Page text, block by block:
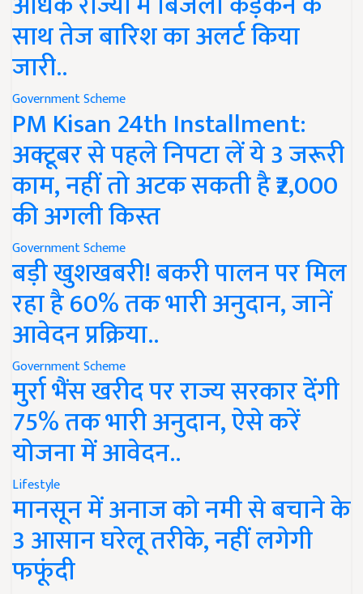
साथ तेज बारिश का अलर्ट किया
जारी..
Government Scheme
PM Kisan 24th Installment:
अक्टूबर से पहले निपटा लें ये 3 जरूरी
काम, नहीं तो अटक सकती है ₹2,000
की अगली किस्त
Government Scheme
बड़ी खुशखबरी! बकरी पालन पर मिल
रहा है 60% तक भारी अनुदान, जानें
आवेदन प्रक्रिया..
Government Scheme
मुर्रा भैंस खरीद पर राज्य सरकार देंगी
75% तक भारी अनुदान, ऐसे करें
योजना में आवेदन..
Lifestyle
मानसून में अनाज को नमी से बचाने के
3 आसान घरेलू तरीके, नहीं लगेगी
फफूंदी